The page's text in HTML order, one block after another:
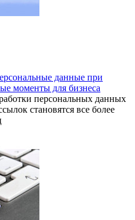
данные при
моменты для бизнеса
персональных данных
становятся все более